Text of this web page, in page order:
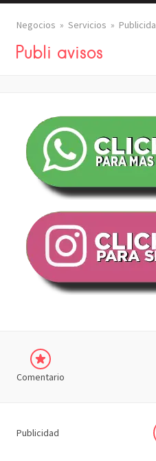
Negocios Servicios
Publi avisos
Comentario
Publicidad